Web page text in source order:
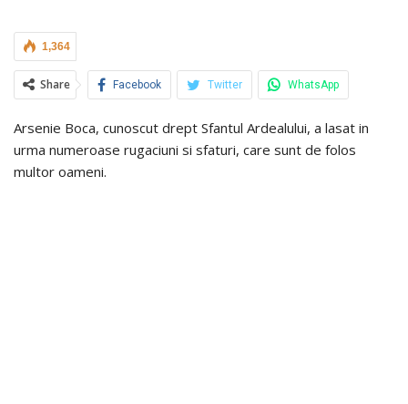
1,364
Share Facebook Twitter WhatsApp
Arsenie Boca, cunoscut drept Sfantul Ardealului, a lasat in
urma numeroase rugaciuni si sfaturi, care sunt de folos
multor oameni.